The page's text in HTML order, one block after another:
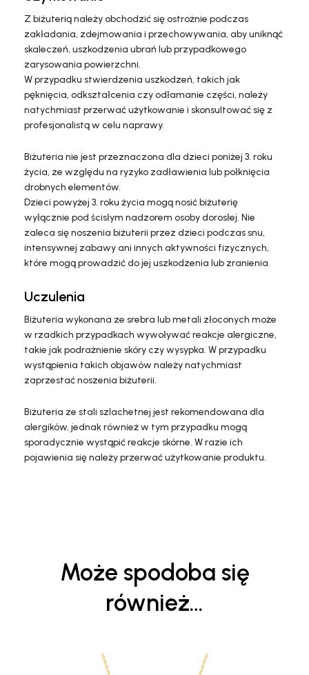
Z biżuterią należy obchodzić się ostrożnie podczas
zakładania, zdejmowania i przechowywania, aby uniknąć
skaleczeń, uszkodzenia ubrań lub przypadkowego
zarysowania powierzchni.
W przypadku stwierdzenia uszkodzeń, takich jak
pęknięcia, odkształcenia czy odłamanie części, należy
natychmiast przerwać użytkowanie i skonsultować się z
profesjonalistą w celu naprawy.
Biżuteria nie jest przeznaczona dla dzieci poniżej 3. roku
życia, ze względu na ryzyko zadławienia lub połknięcia
drobnych elementów.
Dzieci powyżej 3. roku życia mogą nosić biżuterię
wyłącznie pod ścisłym nadzorem osoby dorosłej. Nie
zaleca się noszenia biżuterii przez dzieci podczas snu,
intensywnej zabawy ani innych aktywności fizycznych,
które mogą prowadzić do jej uszkodzenia lub zranienia.
Uczulenia
Biżuteria wykonana ze srebra lub metali złoconych może
w rzadkich przypadkach wywoływać reakcje alergiczne,
takie jak podrażnienie skóry czy wysypka. W przypadku
wystąpienia takich objawów należy natychmiast
zaprzestać noszenia biżuterii.
Biżuteria ze stali szlachetnej jest rekomendowana dla
alergików, jednak również w tym przypadku mogą
sporadycznie wystąpić reakcje skórne. W razie ich
pojawienia się należy przerwać użytkowanie produktu.
Może spodoba się
również…